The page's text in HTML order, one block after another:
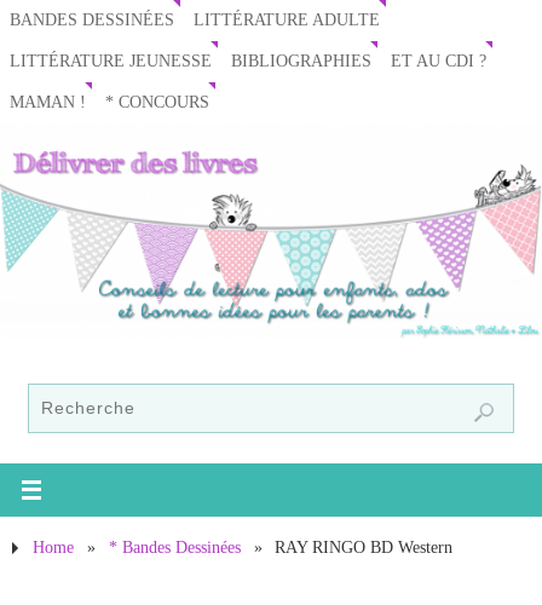
BANDES DESSINÉES LITTÉRATURE ADULTE
LITTÉRATURE JEUNESSE BIBLIOGRAPHIES ET AU CDI ?
MAMAN ! * CONCOURS
Home » * Bandes Dessinées » RAY RINGO BD Western